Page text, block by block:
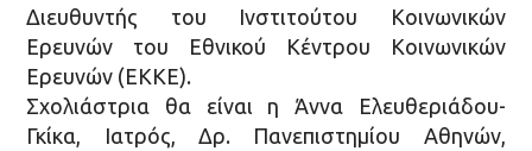
Διευθυντής του Ινστιτούτου Κοινωνικών
Ερευνών του Εθνικού Κέντρου Κοινωνικών
Ερευνών (ΕΚΚΕ).
Σχολιάστρια θα είναι η Άννα Ελευθεριάδου-
Γκίκα, Ιατρός, Δρ. Πανεπιστημίου Αθηνών,